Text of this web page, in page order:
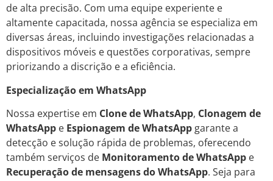
de alta precisão. Com uma equipe experiente e
altamente capacitada, nossa agência se especializa em
diversas áreas, incluindo investigações relacionadas a
dispositivos móveis e questões corporativas, sempre
priorizando a discrição e a eficiência.
Especialização em WhatsApp
Nossa expertise em Clone de WhatsApp, Clonagem de
WhatsApp e Espionagem de WhatsApp garante a
detecção e solução rápida de problemas, oferecendo
também serviços de Monitoramento de WhatsApp e
Recuperação de mensagens do WhatsApp. Seja para